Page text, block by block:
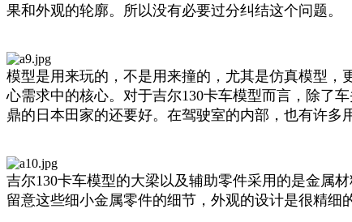
果和外观的轮廓。所以没有必要过分纠结这个问题。
模型是用来玩的，不是用来撞的，尤其是仿真模型
心需求中的核心。对于吉尔130卡车模型而言，除了
鼎的日本田家的还要好。在驾驶室的内部，也有许多
吉尔130卡车模型的大梁以及辅助零件采用的是金属
留意这些细小金属零件的细节，外观的设计是很精细